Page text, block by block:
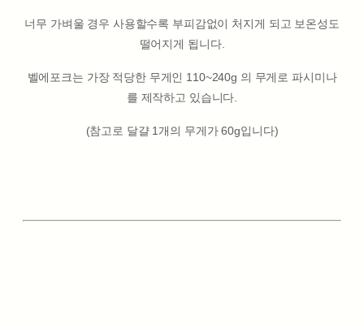
너무 가벼울 경우 사용할수록 부피감없이 처지게 되고 보온성도
떨어지게 됩니다.
벨에포크는 가장 적당한 무게인 110~240g 의 무게로 파시미나
를 제작하고 있습니다.
(참고로 달걀 1개의 무게가 60g입니다)